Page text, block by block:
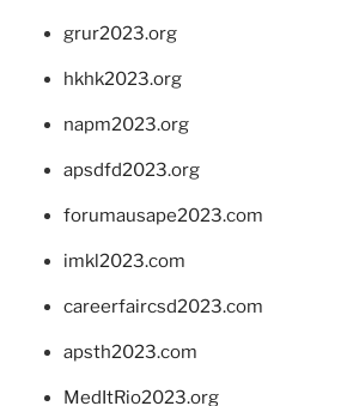
grur2023.org
hkhk2023.org
napm2023.org
apsdfd2023.org
forumausape2023.com
imkl2023.com
careerfaircsd2023.com
apsth2023.com
MedItRio2023.org